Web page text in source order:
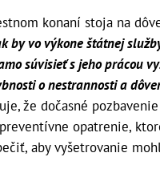
konaní stoja na
by vo výkone štátnej
súvisieť s jeho prácou
o nestrannosti a
že dočasné
opatrenie,
aby vyšetrovanie